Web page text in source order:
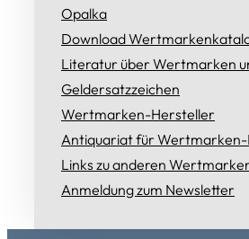
Opalka
Download
Literatur über Wertmarken
Geldersatzzeichen
Wertmarken-Hersteller
Antiquariat für
Links zu anderen
Anmeldung zum Newsletter